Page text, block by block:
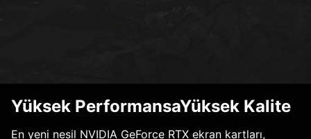
Yüksek PerformansaYüksek Kalite
En yeni nesil NVIDIA GeForce RTX ekran kartları,